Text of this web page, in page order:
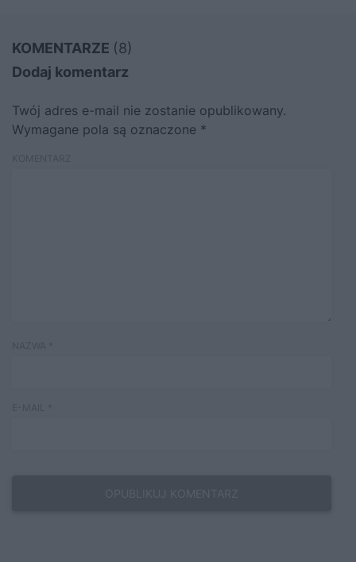
KOMENTARZE (8)
Dodaj komentarz
Twój adres e-mail nie zostanie opublikowany.
Wymagane pola są oznaczone *